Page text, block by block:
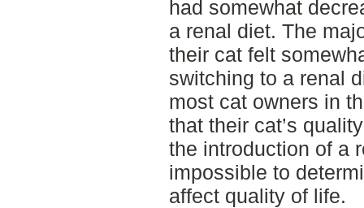
had somewhat
a renal diet. The
their cat felt
switching to a renal
most cat owners in
that their cat’s
the introduction of a
impossible to
affect quality of life.